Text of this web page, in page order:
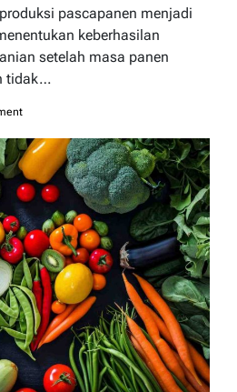
pascapanen menjadi
keberhasilan
setelah masa panen
tidak…
on
Peningkatan
Produksi
Pascapanen
bagi
Efisiensi
Usaha